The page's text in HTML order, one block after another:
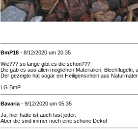
BmP18 - 8/12/2020 um 20:35
Wie??? so lange gibt es die schon???
Die gab es aus allen möglichen Materialien,
Der gezeigte hat sogar ein Heiligenschein aus
LG BmP
Bavaria - 9/12/2020 um 05:35
Ja, hier hatte ist auch fast jeder.
Aber die sind immer noch eine schöne Deko!